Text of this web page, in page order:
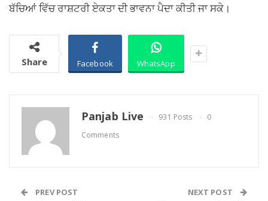
ਬੱਚਿਆਂ ਵਿੱਚ ਰਾਸ਼ਟਰੀ ਏਕਤਾ ਦੀ ਭਾਵਨਾ ਪੈਦਾ ਕੀਤੀ ਜਾ ਸਕੇ।
Share Facebook WhatsApp
Panjab Live 931 Posts
0
Comments
PREV POST NEXT POST